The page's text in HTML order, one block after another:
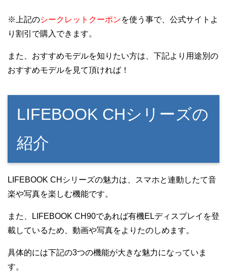
※上記のシークレットクーポンを使う事で、公式サイトよ
り割引で購入できます。
また、おすすめモデルを知りたい方は、下記より用途別の
おすすめモデルを見て頂ければ！
LIFEBOOK CHシリーズの
紹介
LIFEBOOK CHシリーズの魅力は、スマホと連動したて音
楽や写真を楽しむ機能です。
また、LIFEBOOK CH90であれば有機ELディスプレイを登
載しているため、動画や写真をよりたのしめます。
具体的には下記の3つの機能が大きな魅力になっていま
す。